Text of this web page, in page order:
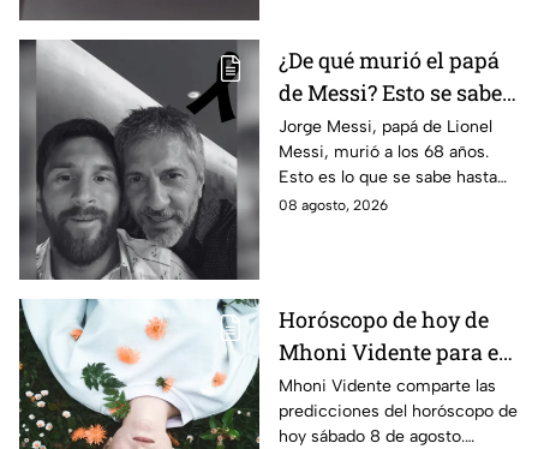
¿De qué murió el papá
de Messi? Esto se sabe
sobre el fallecimiento
de Jorge Messi
Jorge Messi, papá de Lionel
Messi, murió a los 68 años.
Esto es lo que se sabe hasta
ahora sobre su fallecimiento
08 agosto, 2026
Horóscopo de hoy de
Mhoni Vidente para el
sábado 8 de agosto
¡Cierre de ciclo!
Mhoni Vidente comparte las
predicciones del horóscopo de
hoy sábado 8 de agosto.